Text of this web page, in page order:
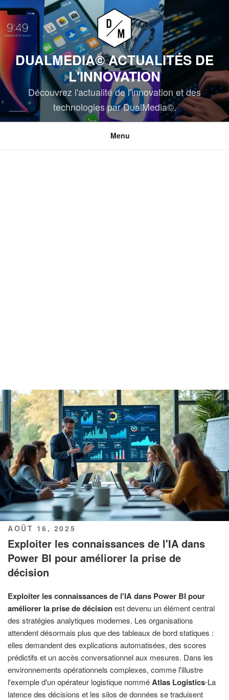
Aller
au
contenu
DUALMEDIA© ACTUALITÉS DE
L'INNOVATION
Découvrez l'actualité de l'innovation et des
technologies par DualMedia©.
Menu
PUBLIÉ
LE
AOÛT 16, 2025
Exploiter les connaissances de l'IA dans
Power BI pour améliorer la prise de
décision
Exploiter les connaissances de l'IA dans Power BI pour
améliorer la prise de décisionest devenu un élément central
des stratégies analytiques modernes. Les organisations
attendent désormais plus que des tableaux de bord statiques :
elles demandent des explications automatisées, des scores
prédictifs et un accès conversationnel aux mesures. Dans les
environnements opérationnels complexes, comme l'illustre
l'exemple d'un opérateur logistique nomméAtlas Logistics-La
latence des décisions et les silos de données se traduisent